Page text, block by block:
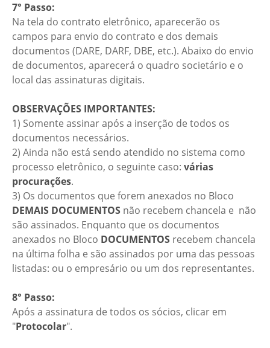
7° Passo:
Na tela do contrato eletrônico, aparecerão os
campos para envio do contrato e dos demais
documentos (DARE, DARF, DBE, etc.). Abaixo do envio
de documentos, aparecerá o quadro societário e o
local das assinaturas digitais.
OBSERVAÇÕES IMPORTANTES:
1) Somente assinar após a inserção de todos os
documentos necessários.
2) Ainda não está sendo atendido no sistema como
processo eletrônico, o seguinte caso: várias
procurações.
3) Os documentos que forem anexados no Bloco
DEMAIS DOCUMENTOS não recebem chancela e não
são assinados. Enquanto que os documentos
anexados no Bloco DOCUMENTOS recebem chancela
na última folha e são assinados por uma das pessoas
listadas: ou o empresário ou um dos representantes.
8° Passo:
Após a assinatura de todos os sócios, clicar em
"Protocolar".